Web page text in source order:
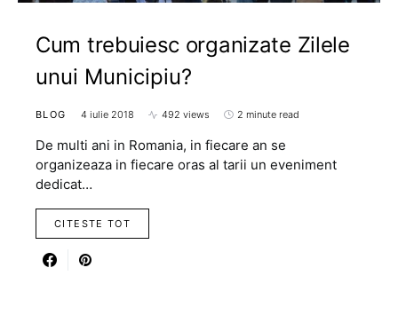
Cum trebuiesc organizate Zilele
unui Municipiu?
BLOG 4 iulie 2018 492 views 2 minute read
De multi ani in Romania, in fiecare an se
organizeaza in fiecare oras al tarii un eveniment
dedicat…
CITESTE TOT